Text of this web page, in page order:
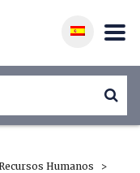
Humanos
>